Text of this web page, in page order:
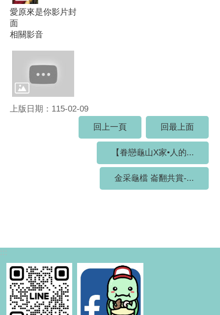
愛原來是你影片封
面
相關影音
上版日期：115-02-09
回上一頁
回最上面
【眷戀龜山X家•人的...
金采龜檔 崙翻共賞-...
:::